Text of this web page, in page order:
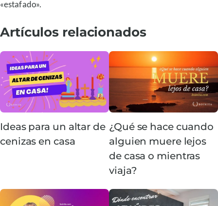
«estafado».
Artículos relacionados
Ideas para un altar de
cenizas en casa
¿Qué se hace cuando
alguien muere lejos
de casa o mientras
viaja?